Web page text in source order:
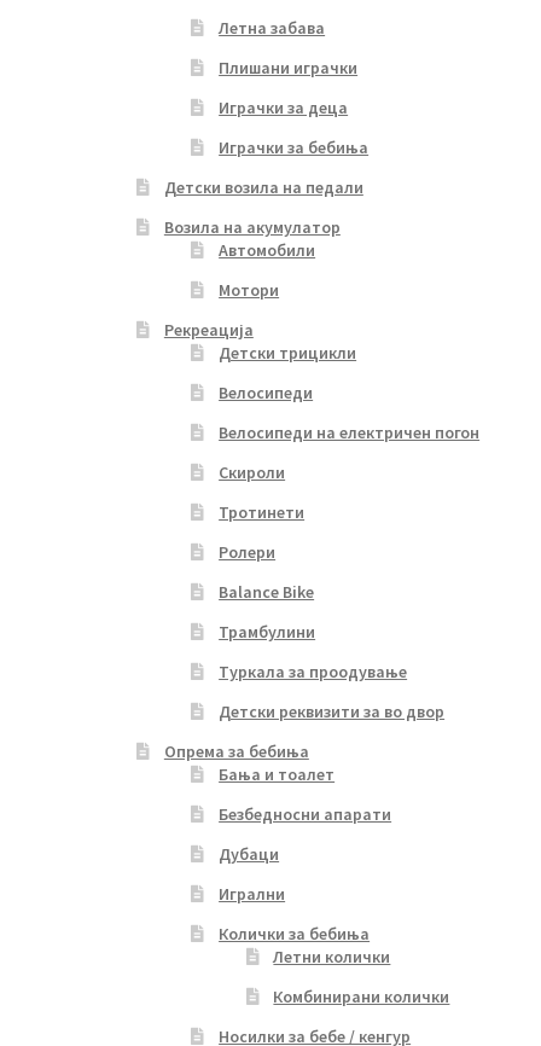
Летна забава
Плишани играчки
Играчки за деца
Играчки за бебиња
Детски возила на педали
Возила на акумулатор
Автомобили
Мотори
Рекреација
Детски трицикли
Велосипеди
Велосипеди на електричен погон
Скироли
Тротинети
Ролери
Balance Bike
Трамбулини
Туркала за проодување
Детски реквизити за во двор
Опрема за бебиња
Бања и тоалет
Безбедносни апарати
Дубаци
Игрални
Колички за бебиња
Летни колички
Комбинирани колички
Носилки за бебе / кенгур